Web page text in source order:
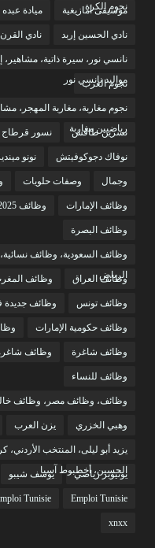
نجوم الكرة
موسيقى أمازيغية ميادة عبده
نادي الحسين إربد نادي القرن
نانسي نور، سيرة ذاتية، مشاهير،
مواليد نانسي نور
نجوم العرب
نجوم مغاربة، مغاربة المهجر،
رياضيين مغاربة
نسرين طافش نسور قرطاج
نوفاك دجوكوفيتش نونو
وجمال وصفات حلويات
وظائف الإمارات وظائف 2025
وظائف البصرة
وظائف السعودية، وظائف
الرياض
وظائف العراق وظائف المغرب
وظائف تونس وظائف جديدة
وظائف حكومية الإمارات
وظائف شاغرة وظائف شاغرة
وظائف للنساء
وظائف، وظائف مصر، وظائف
وهبي الخزري يزن العرب
يزيد أبو ليلى، المنتخب
الحسين، أخطبوط آسيا
يوتيوبر رياضي يوسف شيبو
Emploi Tunisie
Tunisie
xnxx